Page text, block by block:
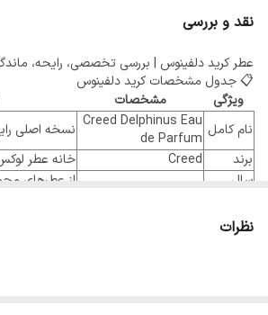
نقد و بررسی
عطر کرید دلفینوس | بررسی تخصصی، رایحه،
📋 جدول مشخصات کرید دلفینوس
ویژگی
مشخصات
نام کامل Creed Delphinus Eau
de Parfum
نسخه اصلی
برند
Creed
خانه عطر
سال
عطار
نظرات